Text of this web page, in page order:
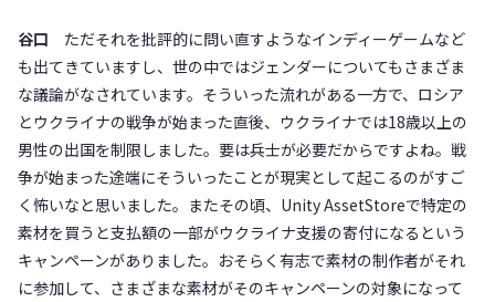
谷口 ただそれを批評的に問い直すようなインディーゲームなど
も出てきていますし、世の中ではジェンダーについてもさまざま
な議論がなされています。そういった流れがある一方で、ロシア
とウクライナの戦争が始まった直後、ウクライナでは18歳以上の
男性の出国を制限しました。要は兵士が必要だからですよね。戦
争が始まった途端にそういったことが現実として起こるのがすご
く怖いなと思いました。またその頃、Unity AssetStoreで特定の
素材を買うと支払額の一部がウクライナ支援の寄付になるという
キャンペーンがありました。おそらく有志で素材の制作者がそれ
に参加して、さまざまな素材がそのキャンペーンの対象になって